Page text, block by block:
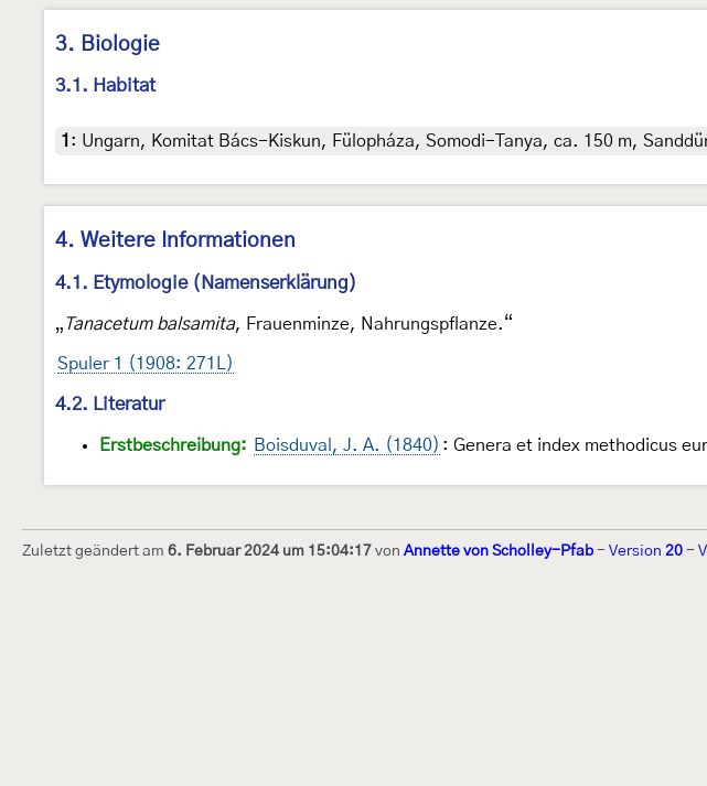
3. Biologie
3.1. Habitat
1 : Ungarn, Komitat Bács-Kiskun, Fülopháza, Somodi-Tanya, ca. 150 m,
4. Weitere Informationen
4.1. Etymologie (Namenserklärung)
„ Tanacetum balsamita, Frauenminze, Nahrungspflanze.“
Spuler 1 (1908: 271L)
4.2. Literatur
Erstbeschreibung: Boisduval, J. A. (1840) : Genera et index methodicus
Zuletzt geändert am 6. Februar 2024 um 15:04:17 von Annette von Scholley-Pfab - Version 20 -